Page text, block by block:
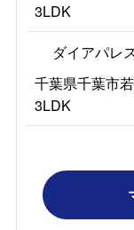
3LDK
ダイアパレ
千葉県千葉市
3LDK